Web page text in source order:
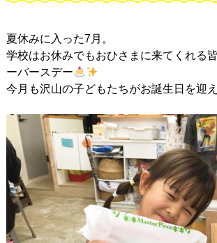
夏休みに入った7月。
学校はお休みでもおひさまに来てくれる
ーバースデー
今月も沢山の子どもたちがお誕生日を迎